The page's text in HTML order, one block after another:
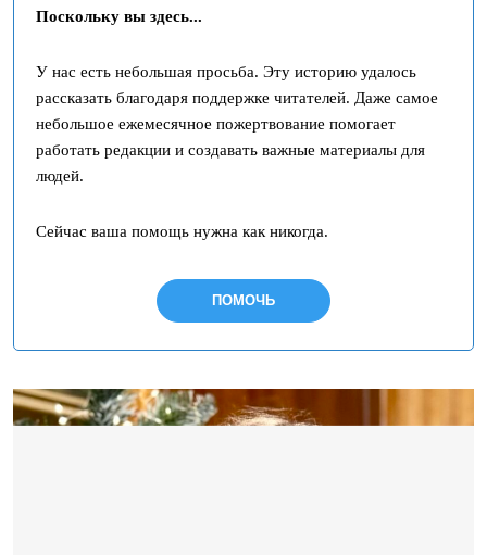
Поскольку вы здесь...
У нас есть небольшая просьба. Эту историю удалось
рассказать благодаря поддержке читателей. Даже самое
небольшое ежемесячное пожертвование помогает
работать редакции и создавать важные материалы для
людей.
Сейчас ваша помощь нужна как никогда.
ПОМОЧЬ